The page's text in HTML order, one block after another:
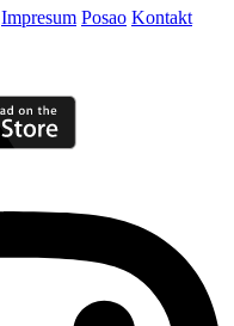
Impresum Posao Kontakt